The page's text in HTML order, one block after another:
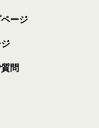
ージ
問